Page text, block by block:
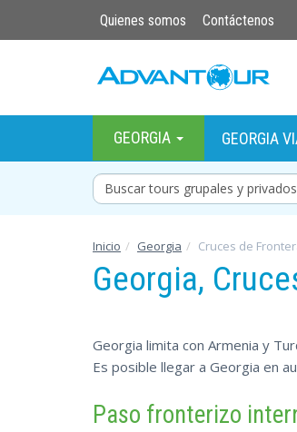
Quienes somos Contáctenos
GEORGIA GEORGIA
Buscar tours grupales y privados
Inicio Georgia Cruces de
Georgia,
Georgia limita con Armenia y
Es posible llegar a Georgia en
Paso fronterizo